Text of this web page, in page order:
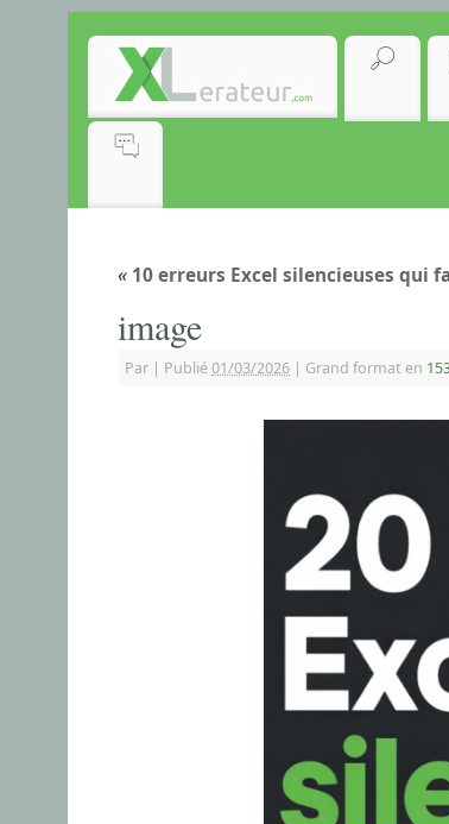
« 10 erreurs Excel silencieuses qui
image
Par | Publié01/03/2026 | Grand format en